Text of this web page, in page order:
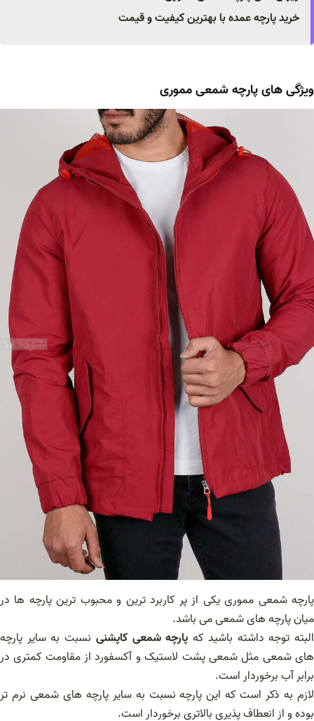
خرید پارچه عمده با بهترین کیفیت و قیمت
ویژگی های پارچه شمعی مموری
پارچه شمعی مموری یکی از پر کاربرد ترین و محبوب ترین پارچه ها در
میان پارچه های شمعی می باشد.
البته توجه داشته باشید که پارچه شمعی کاپشنی نسبت به سایر پارچه
های شمعی مثل شمعی پشت لاستیک و آکسفورد از مقاومت کمتری در
برابر آب برخوردار است.
لازم به ذکر است که این پارچه نسبت به سایر پارچه های شمعی نرم تر
بوده و از انعطاف پذیری بالاتری برخوردار است.